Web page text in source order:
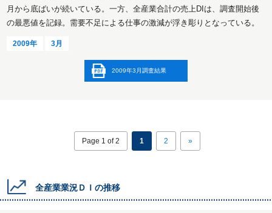
月から底ばいが続いている。一方、全産業合計の売上DIは、調査開始後
の最悪値を記録。需要不足による仕事の激減が浮き彫りとなっている。
2009年 3月
2009年3月調査結果
Page 1 of 2 1 2 »
全産業業況ＤＩの推移